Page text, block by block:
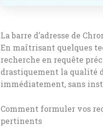
La barre d’adresse de
En maîtrisant quelques
recherche en requête
drastiquement la qualité
immédiatement, sans
Comment formuler vos
pertinents